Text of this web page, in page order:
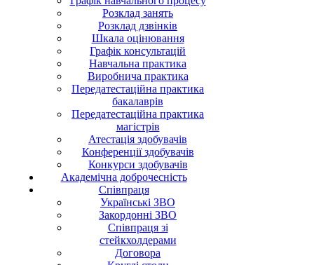
Розклад занять
Розклад дзвінків
Шкала оцінювання
Графік консультацій
Навчальна практика
Виробнича практика
Передатестаційна практика
бакалаврів
Передатестаційна практика
магістрів
Атестація здобувачів
Конференції здобувачів
Конкурси здобувачів
Академічна доброчесність
Співпраця
Українські ЗВО
Закордонні ЗВО
Співпраця зі
стейкхолдерами
Договора